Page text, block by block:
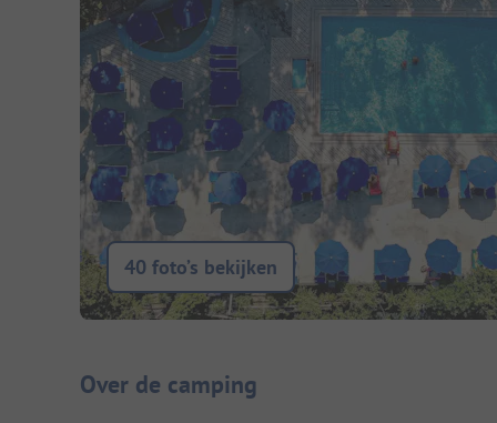
40 foto’s bekijken
Camping introductie
Over de camping